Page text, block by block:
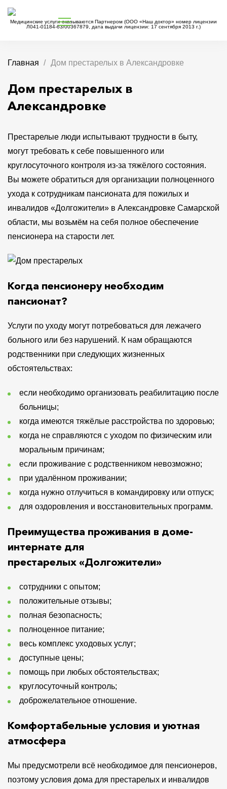
Медицинские услуги оказываются Партнером (ООО «Наш доктор» номер лицензии
Л041-01184-63/00367879, дата выдачи лицензии: 17 сентября 2013 г.)
Главная Дом престарелых в Александровке
Дом престарелых в
Александровке
Престарелые люди испытывают трудности в быту,
могут требовать к себе повышенного или
круглосуточного контроля из-за тяжёлого состояния.
Вы можете обратиться для организации полноценного
ухода к сотрудникам пансионата для пожилых и
инвалидов «Долгожители» в Александровке Самарской
области, мы возьмём на себя полное обеспечение
пенсионера на старости лет.
Когда пенсионеру необходим
пансионат?
Услуги по уходу могут потребоваться для лежачего
больного или без нарушений. К нам обращаются
родственники при следующих жизненных
обстоятельствах:
если необходимо организовать реабилитацию после
больницы;
когда имеются тяжёлые расстройства по здоровью;
когда не справляются с уходом по физическим или
моральным причинам;
если проживание с родственником невозможно;
при удалённом проживании;
когда нужно отлучиться в командировку или отпуск;
для оздоровления и восстановительных программ.
Преимущества проживания в доме-
интернате для
престарелых «Долгожители»
сотрудники с опытом;
положительные отзывы;
полная безопасность;
полноценное питание;
весь комплекс уходовых услуг;
доступные цены;
помощь при любых обстоятельствах;
круглосуточный контроль;
доброжелательное отношение.
Комфортабельные условия и уютная
атмосфера
Мы предусмотрели всё необходимое для пенсионеров,
поэтому условия дома для престарелых и инвалидов